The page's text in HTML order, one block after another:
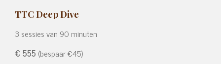
TTC Deep Dive
3 sessies van 90 minuten
€ 555 (bespaar €45)